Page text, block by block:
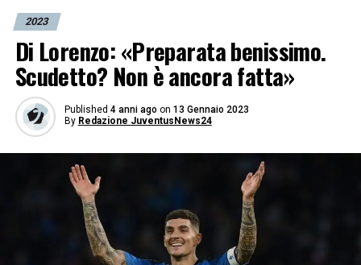
2023
Di Lorenzo: «Preparata benissimo.
Scudetto? Non è ancora fatta»
Published 4 anni ago on 13 Gennaio 2023
By Redazione JuventusNews24